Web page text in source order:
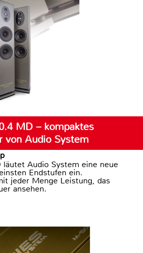
MD – kompaktes
von Audio System
Audio System eine neue
Endstufen ein.
jeder Menge Leistung, das
ansehen.